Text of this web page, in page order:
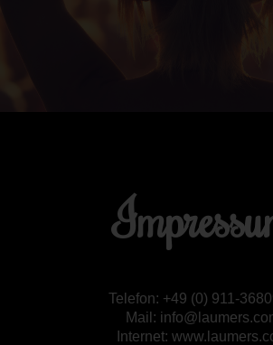
Telefon: +49 (0) 911-
Mail:
Internet: